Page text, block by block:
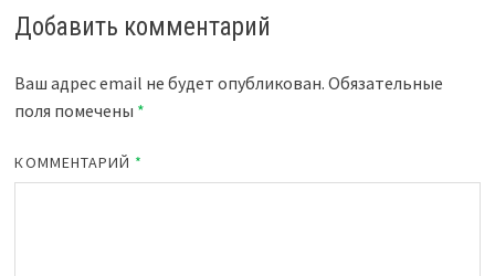
Добавить комментарий
Ваш адрес email не будет опубликован. Обязательные
поля помечены *
КОММЕНТАРИЙ *